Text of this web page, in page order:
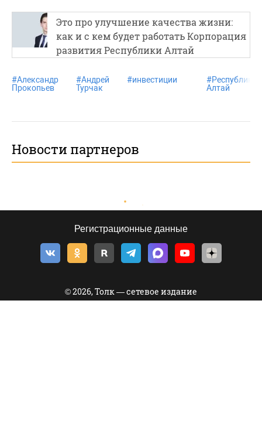
Это про улучшение качества жизни:
как и с кем будет работать Корпорация
развития Республики Алтай
#Александр
Прокопьев
#Андрей
Турчак
#инвестиции #Республика
Алтай
Новости партнеров
Регистрационные данные
© 2026, Толк — сетевое издание